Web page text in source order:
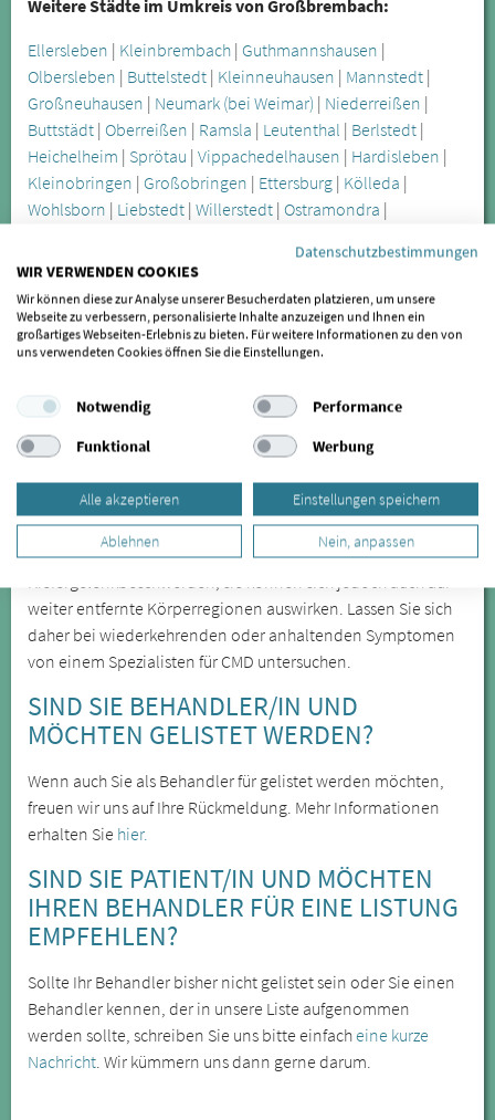
Weitere Städte im Umkreis von Großbrembach:
Ellersleben | Kleinbrembach | Guthmannshausen |
Olbersleben | Buttelstedt | Kleinneuhausen | Mannstedt |
Großneuhausen | Neumark (bei Weimar) | Niederreißen |
Buttstädt | Oberreißen | Ramsla | Leutenthal | Berlstedt |
Heichelheim | Sprötau | Vippachedelhausen | Hardisleben |
Kleinobringen | Großobringen | Ettersburg | Kölleda |
Wohlsborn | Liebstedt | Willerstedt | Ostramondra |
Die Craniomandibuläre Dysfunktion wird oft erst spät
erkannt, lässt sich aber durch spezialisierte Behandler in
Großbrembach anhand verschiedener Symptome feststellen.
Kieferknacken und Zähneknirschen, die Sie in
Großbrembach behandeln lassen können. Besonders das
nächtliche Zähneknirschen führt zu Verspannungen und zu
Zahnabrieb. Eine weitere Folge des Zähneknirschens
können freiliegende Zahnhälse sein.
Kieferfehlstellungen sind die Ursache für
weiter entfernte Körperregionen auswirken. Lassen Sie sich
daher bei wiederkehrenden oder anhaltenden Symptomen
von einem Spezialisten für CMD untersuchen.
SIND SIE BEHANDLER/IN UND
MÖCHTEN GELISTET WERDEN?
Wenn auch Sie als Behandler für gelistet werden möchten,
freuen wir uns auf Ihre Rückmeldung. Mehr Informationen
erhalten Sie hier.
SIND SIE PATIENT/IN UND MÖCHTEN
IHREN BEHANDLER FÜR EINE LISTUNG
EMPFEHLEN?
Sollte Ihr Behandler bisher nicht gelistet sein oder Sie einen
Behandler kennen, der in unsere Liste aufgenommen
werden sollte, schreiben Sie uns bitte einfacheine kurze
Nachricht. Wir kümmern uns dann gerne darum.
Datenschutzbestimmungen
WIR VERWENDEN COOKIES
Wir können diese zur Analyse unserer Besucherdaten platzieren, um unsere
Webseite zu verbessern, personalisierte Inhalte anzuzeigen und Ihnen ein
großartiges Webseiten-Erlebnis zu bieten. Für weitere Informationen zu den von
uns verwendeten Cookies öffnen Sie die Einstellungen.
Notwendig
Performance
Funktional
Werbung
Alle akzeptieren Einstellungen speichern
Ablehnen Nein, anpassen